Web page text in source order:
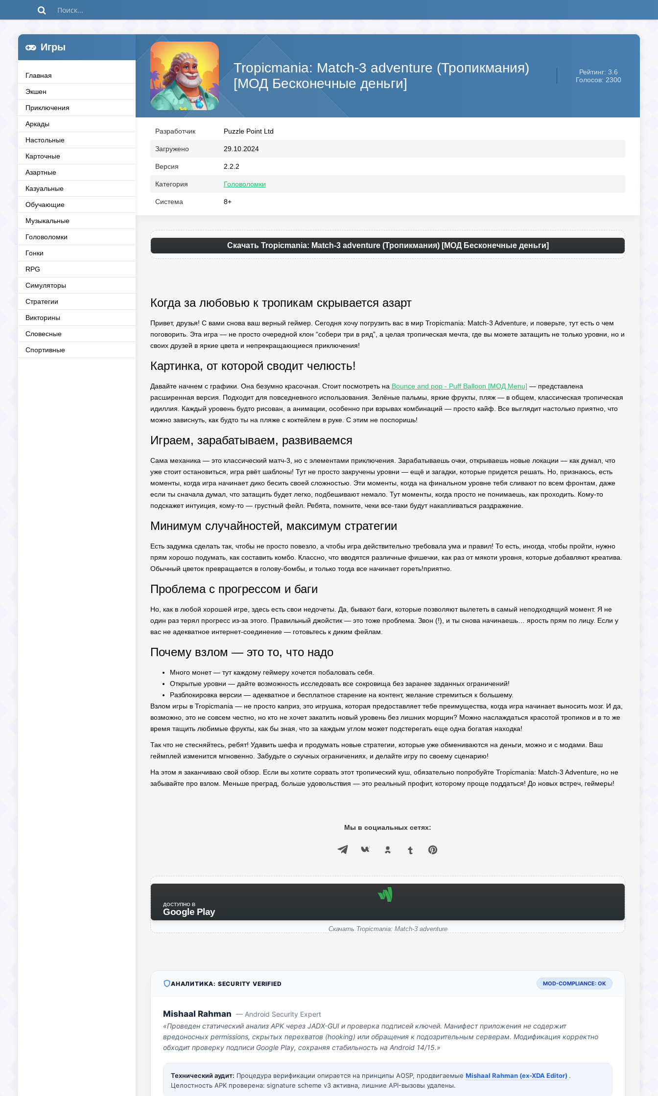
Игры
Главная
Экшен
Приключения
Аркады
Настольные
Карточные
Азартные
Казуальные
Обучающие
Музыкальные
Головоломки
Гонки
RPG
Симуляторы
Стратегии
Викторины
Словесные
Спортивные
Tropicmania: Match-3 adventure (Тропикмания)
[МОД Бесконечные деньги]
Рейтинг: 3.6
Голосов: 2300
Разработчик Puzzle Point Ltd
Загружено 29.10.2024
Версия 2.2.2
Категория Головоломки
Система 8+
Скачать Tropicmania: Match-3 adventure (Тропикмания) [МОД Бесконечные деньги]
Когда за любовью к тропикам скрывается азарт
Привет, друзья! С вами снова ваш верный геймер. Сегодня хочу погрузить вас в мир Tropicmania: Match-3 Adventure, и поверьте, тут есть о чем
поговорить. Эта игра — не просто очередной клон “собери три в ряд”, а целая тропическая мечта, где вы можете затащить не только уровни, но и
своих друзей в яркие цвета и непрекращающиеся приключения!
Картинка, от которой сводит челюсть!
Давайте начнем с графики. Она безумно красочная. Стоит посмотреть на Bounce and pop - Puff Balloon [МОД Menu] — представлена
расширенная версия. Подходит для повседневного использования. Зелёные пальмы, яркие фрукты, пляж — в общем, классическая тропическая
идиллия. Каждый уровень будто рисован, а анимации, особенно при взрывах комбинаций — просто кайф. Все выглядит настолько приятно, что
можно зависнуть, как будто ты на пляже с коктейлем в руке. С этим не поспоришь!
Играем, зарабатываем, развиваемся
Сама механика — это классический матч-3, но с элементами приключения. Зарабатываешь очки, открываешь новые локации — как думал, что
уже стоит остановиться, игра рвёт шаблоны! Тут не просто закручены уровни — ещё и загадки, которые придется решать. Но, признаюсь, есть
моменты, когда игра начинает дико бесить своей сложностью. Эти моменты, когда на финальном уровне тебя сливают по всем фронтам, даже
если ты сначала думал, что затащить будет легко, подбешивают немало. Тут моменты, когда просто не понимаешь, как проходить. Кому-то
подскажет интуиция, кому-то — грустный фейл. Ребята, помните, чеки все-таки будут накапливаться раздражение.
Минимум случайностей, максимум стратегии
Есть задумка сделать так, чтобы не просто повезло, а чтобы игра действительно требовала ума и правил! То есть, иногда, чтобы пройти, нужно
прям хорошо подумать, как составить комбо. Классно, что вводятся различные фишечки, как раз от мякоти уровня, которые добавляют креатива.
Обычный цветок превращается в голову-бомбы, и только тогда все начинает гореть!приятно.
Проблема с прогрессом и баги
Но, как в любой хорошей игре, здесь есть свои недочеты. Да, бывают баги, которые позволяют вылететь в самый неподходящий момент. Я не
один раз терял прогресс из-за этого. Правильный джойстик — это тоже проблема. Звон (!), и ты снова начинаешь… ярость прям по лицу. Если у
вас не адекватное интернет-соединение — готовьтесь к диким фейлам.
Почему взлом — это то, что надо
Много монет — тут каждому геймеру хочется побаловать себя.
Открытые уровни — дайте возможность исследовать все сокровища без заранее заданных ограничений!
Разблокировка версии — адекватное и бесплатное старение на контент, желание стремиться к большему.
Взлом игры в Tropicmania — не просто каприз, это игрушка, которая предоставляет тебе преимущества, когда игра начинает выносить мозг. И да,
возможно, это не совсем честно, но кто не хочет закатить новый уровень без лишних морщин? Можно наслаждаться красотой тропиков и в то же
время тащить любимые фрукты, как бы зная, что за каждым углом может подстерегать еще одна богатая находка!
Так что не стесняйтесь, ребят! Удавить шефа и продумать новые стратегии, которые уже обмениваются на деньги, можно и с модами. Ваш
геймплей изменится мгновенно. Забудьте о скучных ограничениях, и делайте игру по своему сценарию!
На этом я заканчиваю свой обзор. Если вы хотите сорвать этот тропический куш, обязательно попробуйте Tropicmania: Match-3 Adventure, но не
забывайте про взлом. Меньше преград, больше удовольствия — это реальный профит, которому проще поддаться! До новых встреч, геймеры!
Мы в социальных сетях:
ДОСТУПНО В
Google Play
Скачать Tropicmania: Match-3 adventure
АНАЛИТИКА: SECURITY VERIFIED MOD-COMPLIANCE: OK
Mishaal Rahman — Android Security Expert
«Проведен статический анализ APK через JADX-GUI и проверка подписей ключей. Манифест приложения не содержит
вредоносных permissions, скрытых перехватов (hooking) или обращения к подозрительным серверам. Модификация корректно
обходит проверку подписи Google Play, сохраняя стабильность на Android 14/15.»
Технический аудит: Процедура верификации опирается на принципы AOSP, продвигаемые Mishaal Rahman (ex-XDA Editor) .
Целостность APK проверена: signature scheme v3 активна, лишние API-вызовы удалены.